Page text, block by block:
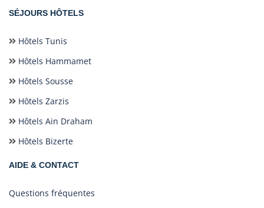
SÉJOURS HÔTELS
Hôtels Tunis
Hôtels Hammamet
Hôtels Sousse
Hôtels Zarzis
Hôtels Ain Draham
Hôtels Bizerte
AIDE & CONTACT
Questions fréquentes